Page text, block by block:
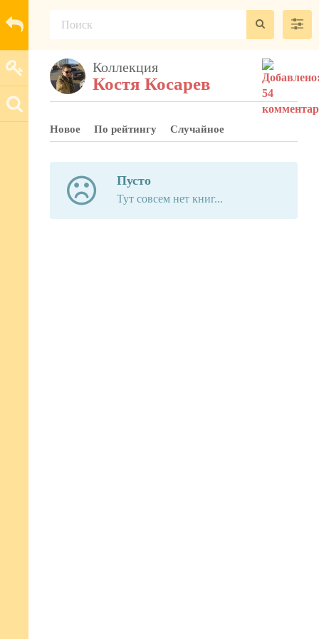
Коллекция
Костя Косарев
Новое По рейтингу Случайное
Пусто
Тут совсем нет книг...